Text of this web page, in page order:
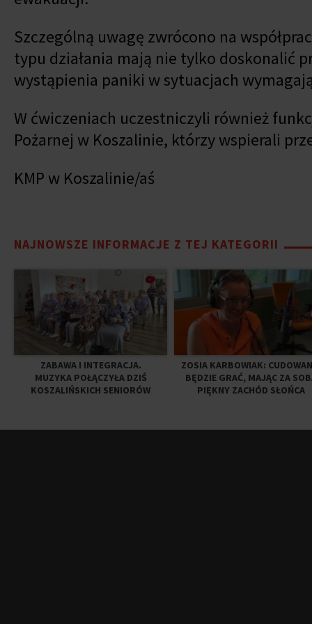
Szczególną uwagę zwrócono na
typu działania mają nie tylko doskonalić
wystąpienia paniki w sytuacjach
W ćwiczeniach uczestniczyli również
Pożarnej w Koszalinie, którzy wspierali
KMP w Koszalinie/aś
NAJNOWSZE INFORMACJE Z TEJ KATEGORII
ZABAWA I INTEGRACJA.
MUZYKA POŁĄCZYŁA DZIŚ
KOSZALIŃSKICH SENIORÓW
ZOSIA KARBOWIAK:
BĘDZIE GRAĆ, MAJĄC ZA
PIĘKNY ZACHÓD SŁOŃCA